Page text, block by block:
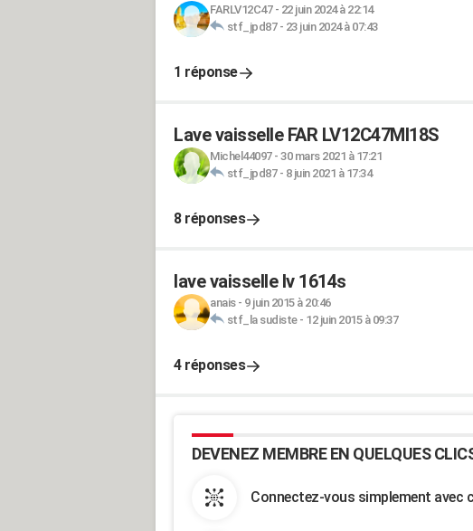
FARLV12C47- 22 juin 2024 à 22:14
stf_jpd87- 23 juin 2024 à 07:43
1 réponse
Lave vaisselle FAR LV12C47MI18S
Michel44097- 30 mars 2021 à 17:21
stf_jpd87- 8 juin 2021 à 17:34
8 réponses
lave vaisselle lv 1614s
anais- 9 juin 2015 à 20:46
stf_la sudiste- 12 juin 2015 à 09:37
4 réponses
DEVENEZ MEMBRE EN QUELQUES
Connectez-vous simplement avec